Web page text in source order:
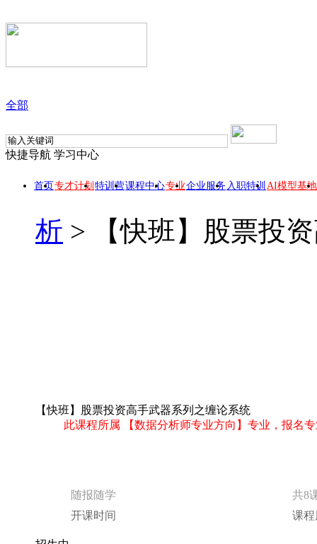
全部
快捷导航 学习中心
首页专才计划 特训营课程中心专业企业服务 入职特训 AI模型基地
析 > 【快班】股票投
招生中
立即报名